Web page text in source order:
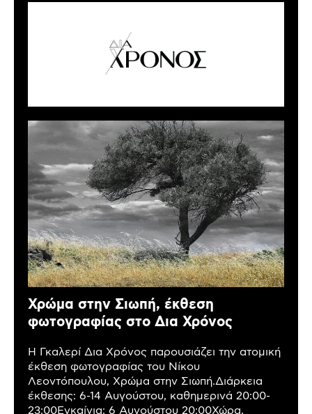
Χρώμα στην Σιωπή, έκθεση
φωτογραφίας στο Δια Χρόνος
Η Γκαλερί Δια Χρόνος παρουσιάζει την ατομική
έκθεση φωτογραφίας του Νίκου
Λεοντόπουλου, Χρώμα στην Σιωπή.Διάρκεια
έκθεσης: 6-14 Αυγούστου, καθημερινά 20:00-